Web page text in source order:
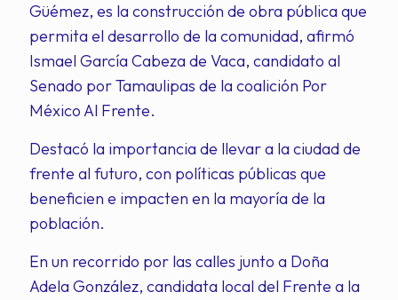
Güémez, es la construcción de obra pública que
permita el desarrollo de la comunidad, afirmó
Ismael García Cabeza de Vaca, candidato al
Senado por Tamaulipas de la coalición Por
México Al Frente.
Destacó la importancia de llevar a la ciudad de
frente al futuro, con políticas públicas que
beneficien e impacten en la mayoría de la
población.
En un recorrido por las calles junto a Doña
Adela González, candidata local del Frente a la